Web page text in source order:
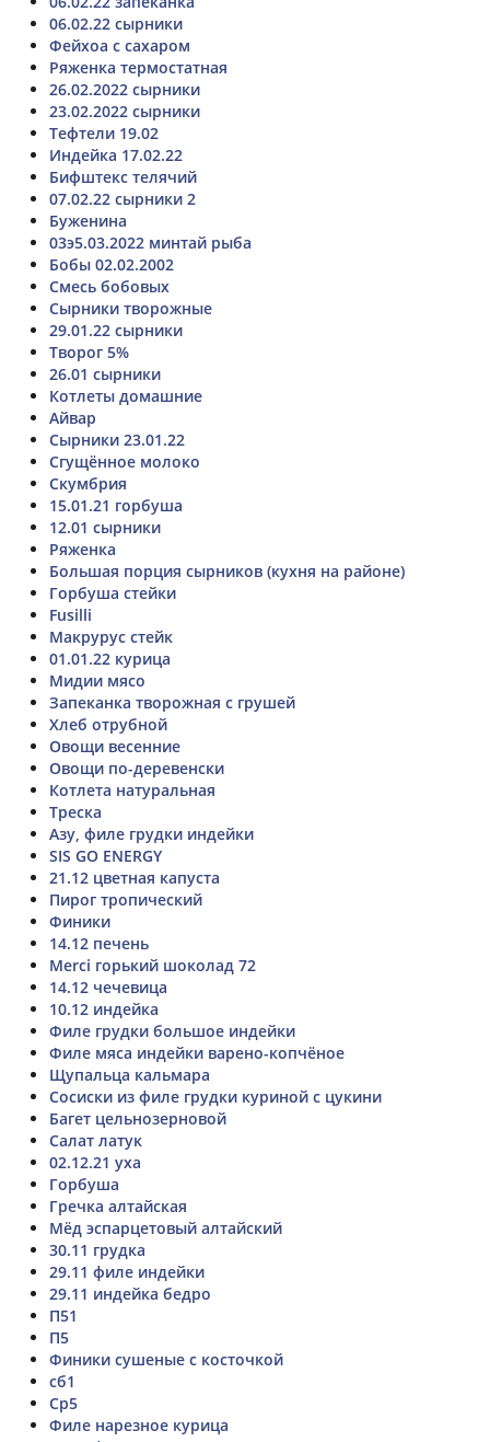
06.02.22 сырники
Фейхоа с сахаром
Ряженка термостатная
26.02.2022 сырники
23.02.2022 сырники
Тефтели 19.02
Индейка 17.02.22
Бифштекс телячий
07.02.22 сырники 2
Буженина
03э5.03.2022 минтай рыба
Бобы 02.02.2002
Смесь бобовых
Сырники творожные
29.01.22 сырники
Творог 5%
26.01 сырники
Котлеты домашние
Айвар
Сырники 23.01.22
Сгущённое молоко
Скумбрия
15.01.21 горбуша
12.01 сырники
Ряженка
Большая порция сырников (кухня на районе)
Горбуша стейки
Fusilli
Макрурус стейк
01.01.22 курица
Мидии мясо
Запеканка творожная с грушей
Хлеб отрубной
Овощи весенние
Овощи по-деревенски
Котлета натуральная
Треска
Азу, филе грудки индейки
SIS GO ENERGY
21.12 цветная капуста
Пирог тропический
Финики
14.12 печень
Merci горький шоколад 72
14.12 чечевица
10.12 индейка
Филе грудки большое индейки
Филе мяса индейки варено-копчёное
Щупальца кальмара
Сосиски из филе грудки куриной с цукини
Багет цельнозерновой
Салат латук
02.12.21 уха
Горбуша
Гречка алтайская
Мёд эспарцетовый алтайский
30.11 грудка
29.11 филе индейки
29.11 индейка бедро
П51
П5
Финики сушеные с косточкой
сб1
Ср5
Филе нарезное курица